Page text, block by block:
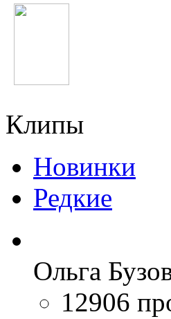
Клипы
Новинки
Редкие
Ольга
12906